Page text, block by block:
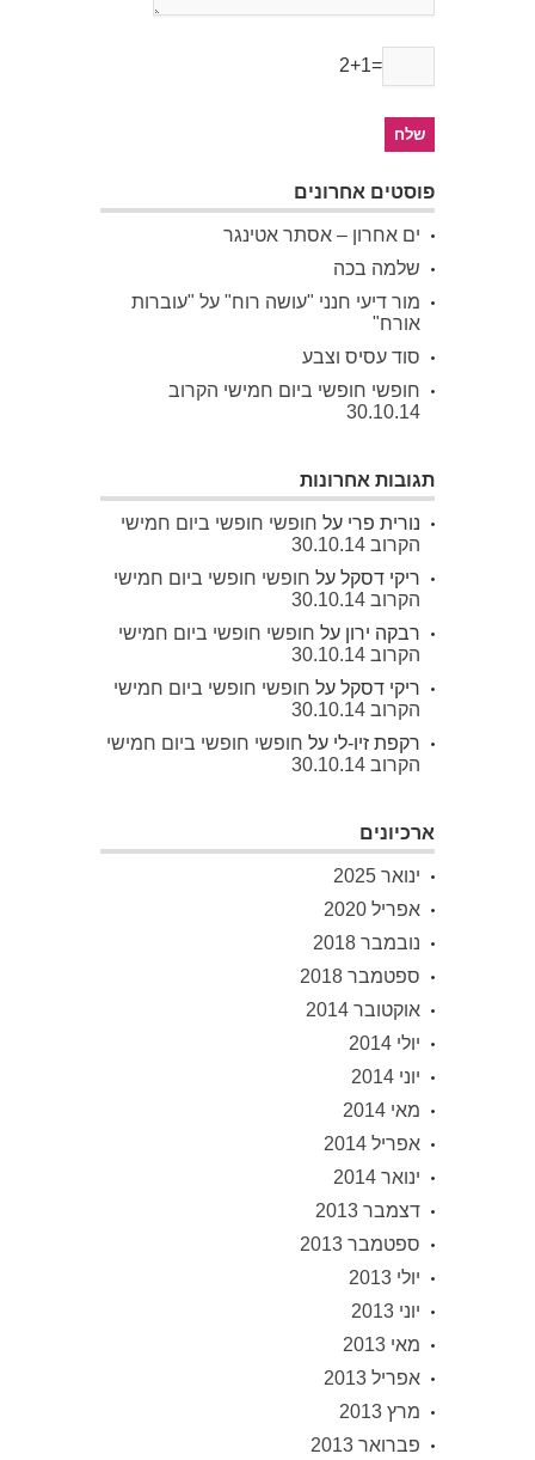
2+1=
פוסטים אחרונים
ים אחרון – אסתר אטינגר
שלמה בכה
מור דיעי חנני "עושה רוח" על "עוברות
אורח"
סוד עסיס וצבע
חופשי חופשי ביום חמישי הקרוב
30.10.14
תגובות אחרונות
נורית פרי על חופשי חופשי ביום חמישי
הקרוב 30.10.14
ריקי דסקל על חופשי חופשי ביום חמישי
הקרוב 30.10.14
רבקה ירון על חופשי חופשי ביום חמישי
הקרוב 30.10.14
ריקי דסקל על חופשי חופשי ביום חמישי
הקרוב 30.10.14
רקפת זיו-לי על חופשי חופשי ביום חמישי
הקרוב 30.10.14
ארכיונים
ינואר 2025
אפריל 2020
נובמבר 2018
ספטמבר 2018
אוקטובר 2014
יולי 2014
יוני 2014
מאי 2014
אפריל 2014
ינואר 2014
דצמבר 2013
ספטמבר 2013
יולי 2013
יוני 2013
מאי 2013
אפריל 2013
מרץ 2013
פברואר 2013